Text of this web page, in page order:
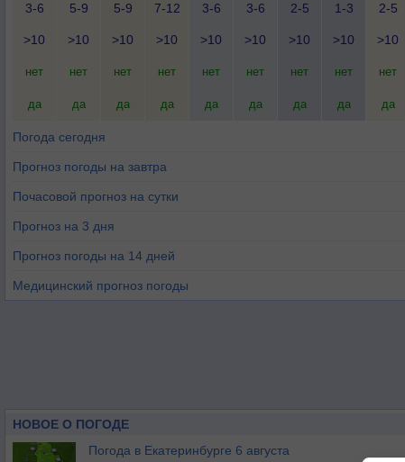
3-6
5-9
5-9
7-12
3-6
3-6
2-5
1-3
2-5
>10 >10 >10 >10 >10 >10 >10 >10 >10
нет нет нет нет нет нет нет нет нет
да да да да да да да да да
Погода сегодня
Прогноз погоды на завтра
Почасовой прогноз на сутки
Прогноз на 3 дня
Прогноз погоды на 14 дней
Медицинский прогноз погоды
НОВОЕ О ПОГОДЕ
Погода в Екатеринбурге 6 августа